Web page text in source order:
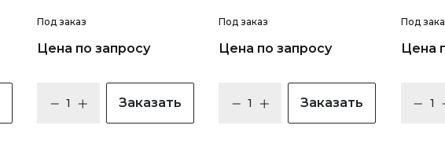
Под заказ
Цена по запросу
Заказать
Под заказ
Цена по запросу
Заказать
Под
Цена